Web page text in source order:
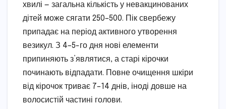
хвилі — загальна кількість у невакцинованих
дітей може сягати 250–500. Пік свербежу
припадає на період активного утворення
везикул. З 4–5-го дня нові елементи
припиняють з’являтися, а старі кірочки
починають відпадати. Повне очищення шкіри
від кірочок триває 7–14 днів, іноді довше на
волосистій частині голови.